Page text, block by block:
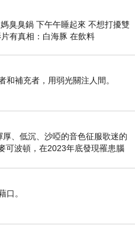
歡喔 純銀 串珠 客製化 -
redirect.php?
臭臭鍋 下午午睡起來 不想打擾雙
有真相：白海豚 在飲料
補充者，用弱光關注人間。
厚、低沉、沙啞的音色征服歌迷的
可波頓，在2023年底發現罹患腦
復，一切都好」。
口。